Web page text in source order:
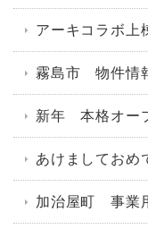
アーキコラボ
霧島市 物件情
新年 本格オー
あけましておめ
加治屋町 事業